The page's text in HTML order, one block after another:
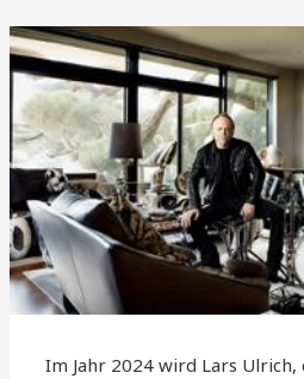
Im Jahr 2024 wird Lars